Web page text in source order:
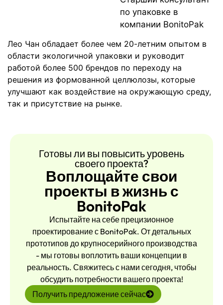
по упаковке в
компании BonitoPak
Лео Чан обладает более чем 20-летним опытом в
области экологичной упаковки и руководит
работой более 500 брендов по переходу на
решения из формованной целлюлозы, которые
улучшают как воздействие на окружающую среду,
так и присутствие на рынке.
Готовы ли вы повысить уровень
своего проекта?
Воплощайте свои
проекты в жизнь с
BonitoPak
Испытайте на себе прецизионное
проектирование с BonitoPak. От детальных
прототипов до крупносерийного производства
- мы готовы воплотить ваши концепции в
реальность. Свяжитесь с нами сегодня, чтобы
обсудить потребности вашего проекта!
Получить предложение сейчас